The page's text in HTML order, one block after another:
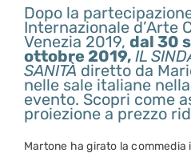
Dopo la
Internazionale d’Arte
Venezia 2019, dal 30
ottobre 2019, IL
SANITÀ diretto da
nelle sale italiane
evento. Scopri come
proiezione a prezzo
Martone ha girato la commedia